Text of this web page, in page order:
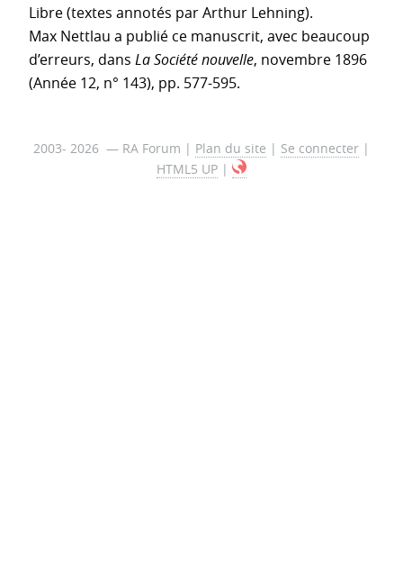
Libre (textes annotés par Arthur Lehning).
Max Nettlau a publié ce manuscrit, avec beaucoup
d’erreurs, dans La Société nouvelle, novembre 1896
(Année 12, n° 143), pp. 577-595.
2003- 2026 — RA Forum | Plan du site | Se connecter |
HTML5 UP |